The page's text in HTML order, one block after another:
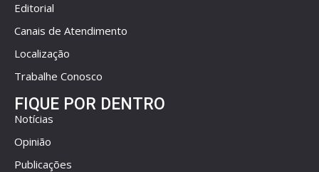
Editorial
Canais de Atendimento
Localização
Trabalhe Conosco
FIQUE POR DENTRO
Notícias
Opinião
Publicações